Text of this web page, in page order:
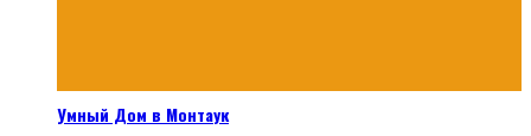
Умный Дом в Монтаук